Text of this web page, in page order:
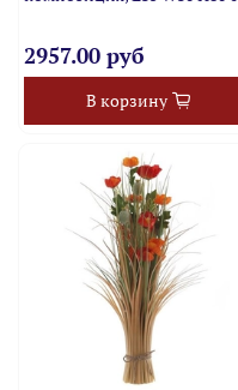
2957.00 руб
В корзину